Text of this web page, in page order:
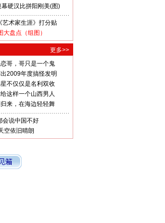
硬汉比拼阳刚美(图)
艺术家生涯》打分贴
盘点（组图）
更多>>
哥，哥只是一个鬼
2009年度搞怪发明
不仅仅是名利双收
这样一个山西男人
来，在海边轻轻舞
会说中国不好
空依旧晴朗